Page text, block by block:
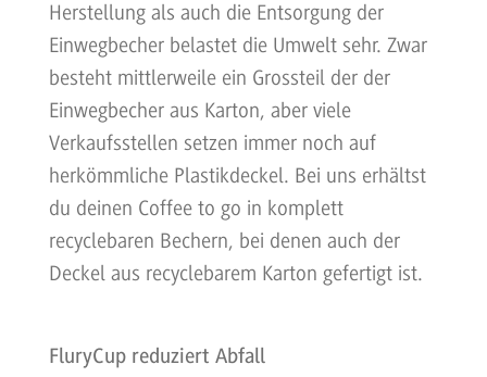
Herstellung als auch die Entsorgung der
Einwegbecher belastet die Umwelt sehr. Zwar
besteht mittlerweile ein Grossteil der der
Einwegbecher aus Karton, aber viele
Verkaufsstellen setzen immer noch auf
herkömmliche Plastikdeckel. Bei uns erhältst
du deinen Coffee to go in komplett
recyclebaren Bechern, bei denen auch der
Deckel aus recyclebarem Karton gefertigt ist.
FluryCup reduziert Abfall